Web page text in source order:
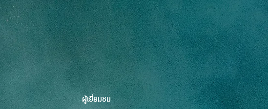
ผู้เยี่ยมชม